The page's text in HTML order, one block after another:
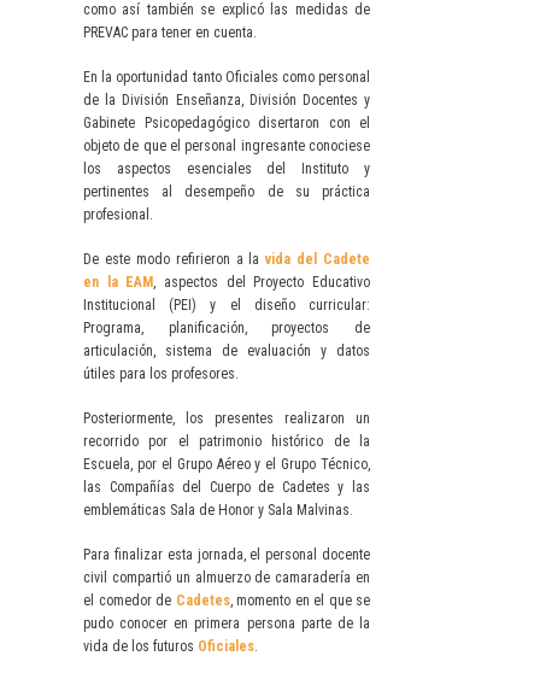
como así también se explicó las medidas de
PREVAC para tener en cuenta.
En la oportunidad tanto Oficiales como personal
de la División Enseñanza, División Docentes y
Gabinete Psicopedagógico disertaron con el
objeto de que el personal ingresante conociese
los aspectos esenciales del Instituto y
pertinentes al desempeño de su práctica
profesional.
De este modo refirieron a lavida del Cadete
en la EAM , aspectos del Proyecto Educativo
Institucional (PEI) y el diseño curricular:
Programa, planificación, proyectos de
articulación, sistema de evaluación y datos
útiles para los profesores.
Posteriormente, los presentes realizaron un
recorrido por el patrimonio histórico de la
Escuela, por el Grupo Aéreo y el Grupo Técnico,
las Compañías del Cuerpo de Cadetes y las
emblemáticas Sala de Honor y Sala Malvinas.
Para finalizar esta jornada, el personal docente
civil compartió un almuerzo de camaradería en
el comedor de Cadetes, momento en el que se
pudo conocer en primera persona parte de la
vida de los futuros Oficiales.